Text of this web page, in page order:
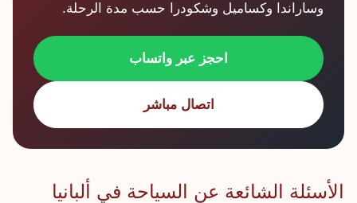
وساراندا وكساميل وشكودرا حسب مدة الرحلة.
احجز عبر واتساب
اتصال مباشر
الأسئلة الشائعة عن السياحة في ألبانيا